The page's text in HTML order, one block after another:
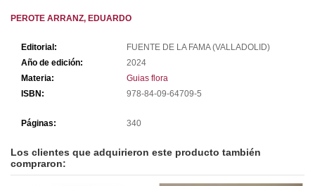
PEROTE ARRANZ, EDUARDO
Editorial:
FUENTE DE LA FAMA (VALLADOLID)
Año de edición:
2024
Materia:
Guias flora
ISBN:
978-84-09-64709-5
Páginas: 340
Los clientes que adquirieron este producto también
compraron: